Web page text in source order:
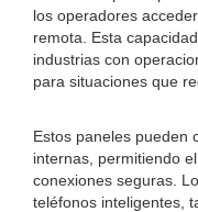
los operadores
remota. Esta
industrias con
para situaciones que
Estos paneles pueden
internas, permitiendo
conexiones seguras.
teléfonos inteligentes,